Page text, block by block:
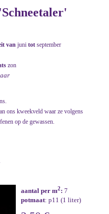
van juni tot september
zon
ons kweekveld waar ze volgens
op de gewassen.
aantal per m2: 7
potmaat: p11 (1 liter)